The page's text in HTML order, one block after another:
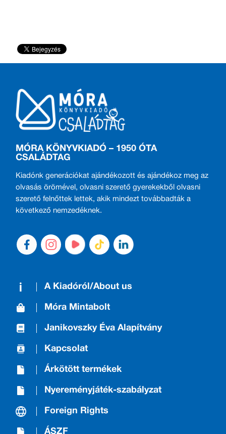
MÓRA KÖNYVKIADÓ – 1950 ÓTA
CSALÁDTAG
Kiadónk generációkat ajándékozott és ajándékoz meg az
olvasás örömével, olvasni szerető gyerekekből olvasni
szerető felnőttek lettek, akik mindezt továbbadták a
következő nemzedéknek.
A Kiadóról/About us
Móra Mintabolt
Janikovszky Éva Alapítvány
Kapcsolat
Árkötött termékek
Nyereményjáték-szabályzat
Foreign Rights
ÁSZF